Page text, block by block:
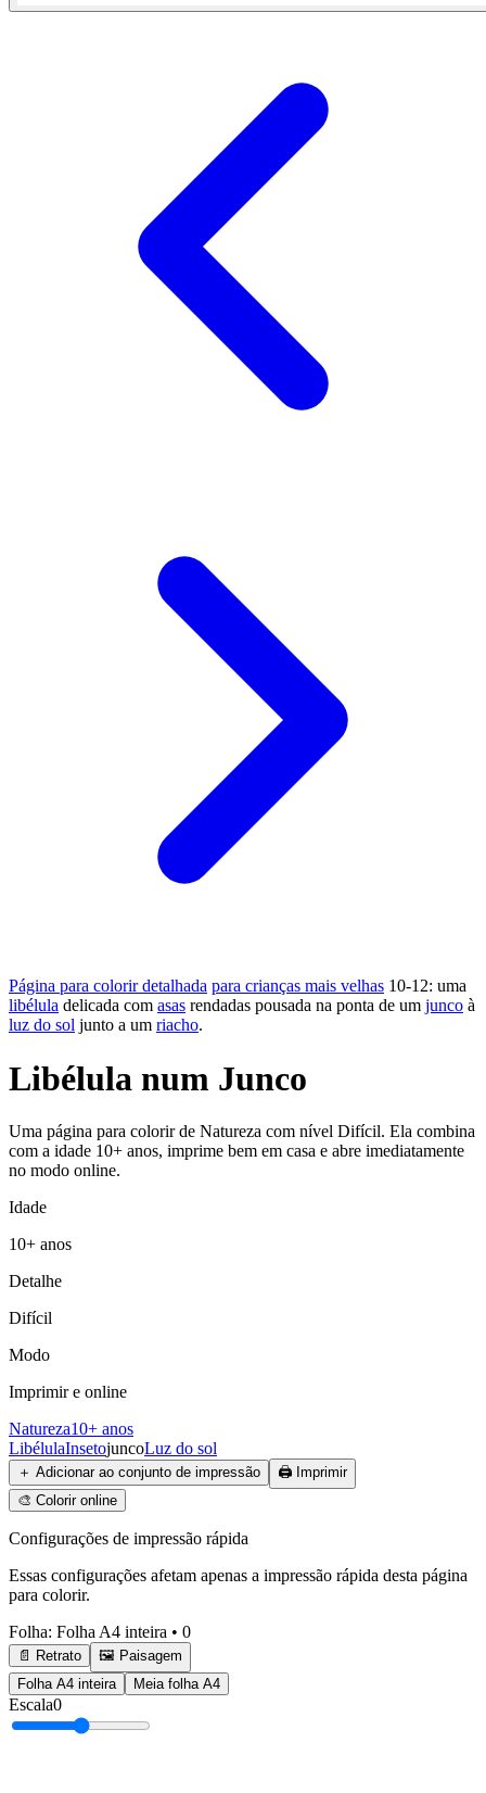
Página para colorir detalhada para crianças mais velhas 10-12: uma
libélula delicada com asas rendadas pousada na ponta de um junco à
luz do sol junto a um riacho.
Libélula num Junco
Uma página para colorir de Natureza com nível Difícil. Ela combina
com a idade 10+ anos, imprime bem em casa e abre imediatamente
no modo online.
Idade
10+ anos
Detalhe
Difícil
Modo
Imprimir e online
Natureza10+ anos
LibélulaInsetojuncoLuz do sol
＋ Adicionar ao conjunto de impressão 🖨️ Imprimir
🎨 Colorir online
Configurações de impressão rápida
Essas configurações afetam apenas a impressão rápida desta página
para colorir.
Folha: Folha A4 inteira • 0
📄 Retrato
🖼️ Paisagem
Folha A4 inteira
Meia folha A4
Escala0